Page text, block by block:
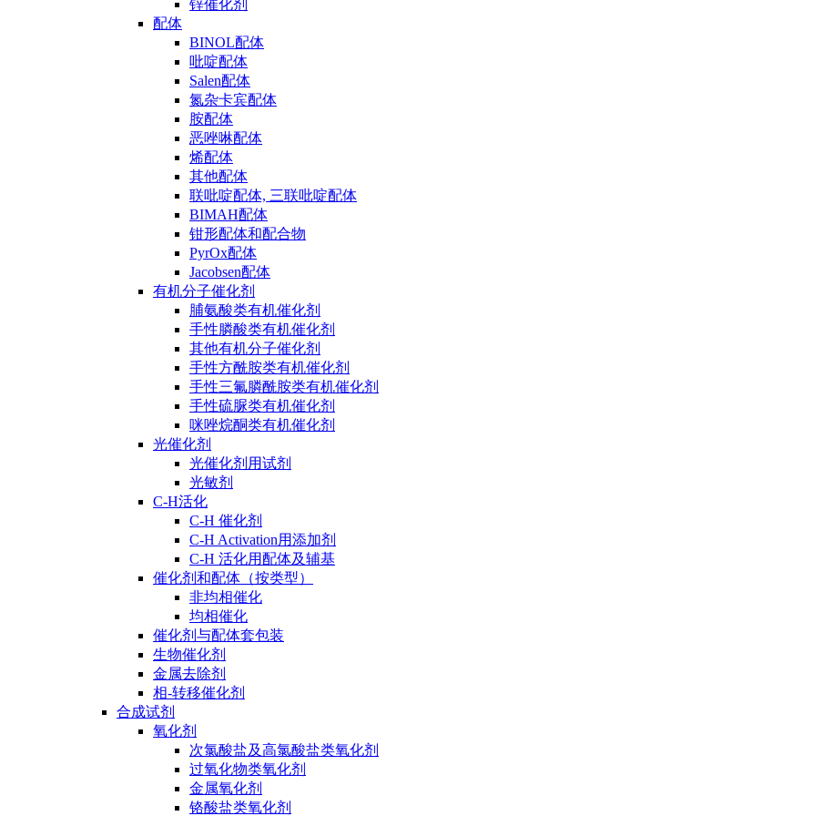
锌催化剂
配体
BINOL配体
吡啶配体
Salen配体
氮杂卡宾配体
胺配体
恶唑啉配体
烯配体
其他配体
联吡啶配体, 三联吡啶配体
BIMAH配体
钳形配体和配合物
PyrOx配体
Jacobsen配体
有机分子催化剂
脯氨酸类有机催化剂
手性膦酸类有机催化剂
其他有机分子催化剂
手性方酰胺类有机催化剂
手性三氟膦酰胺类有机催化剂
手性硫脲类有机催化剂
咪唑烷酮类有机催化剂
光催化剂
光催化剂用试剂
光敏剂
C-H活化
C-H 催化剂
C-H Activation用添加剂
C-H 活化用配体及辅基
催化剂和配体（按类型）
非均相催化
均相催化
催化剂与配体套包装
生物催化剂
金属去除剂
相-转移催化剂
合成试剂
氧化剂
次氯酸盐及高氯酸盐类氧化剂
过氧化物类氧化剂
金属氧化剂
铬酸盐类氧化剂